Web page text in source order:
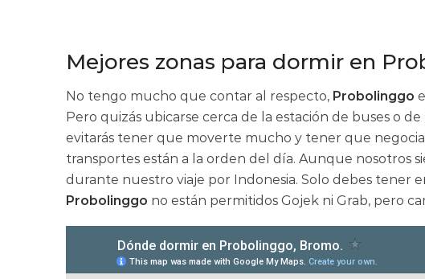
Mejores zonas para dormir en
No tengo mucho que contar al respecto, Probolinggo
Pero quizás ubicarse cerca de la estación de buses o
evitarás tener que moverte mucho y tener que
transportes están a la orden del día. Aunque nosotros
durante nuestro viaje por Indonesia. Solo debes tener
Probolinggo no están permitidos Gojek ni Grab, pero